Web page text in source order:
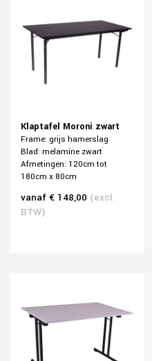
Klaptafel Moroni zwart
Frame: grijs hamerslag
Blad: melamine zwart
Afmetingen: 120cm tot
180cm x 80cm
vanaf € 148,00 (excl.
BTW)